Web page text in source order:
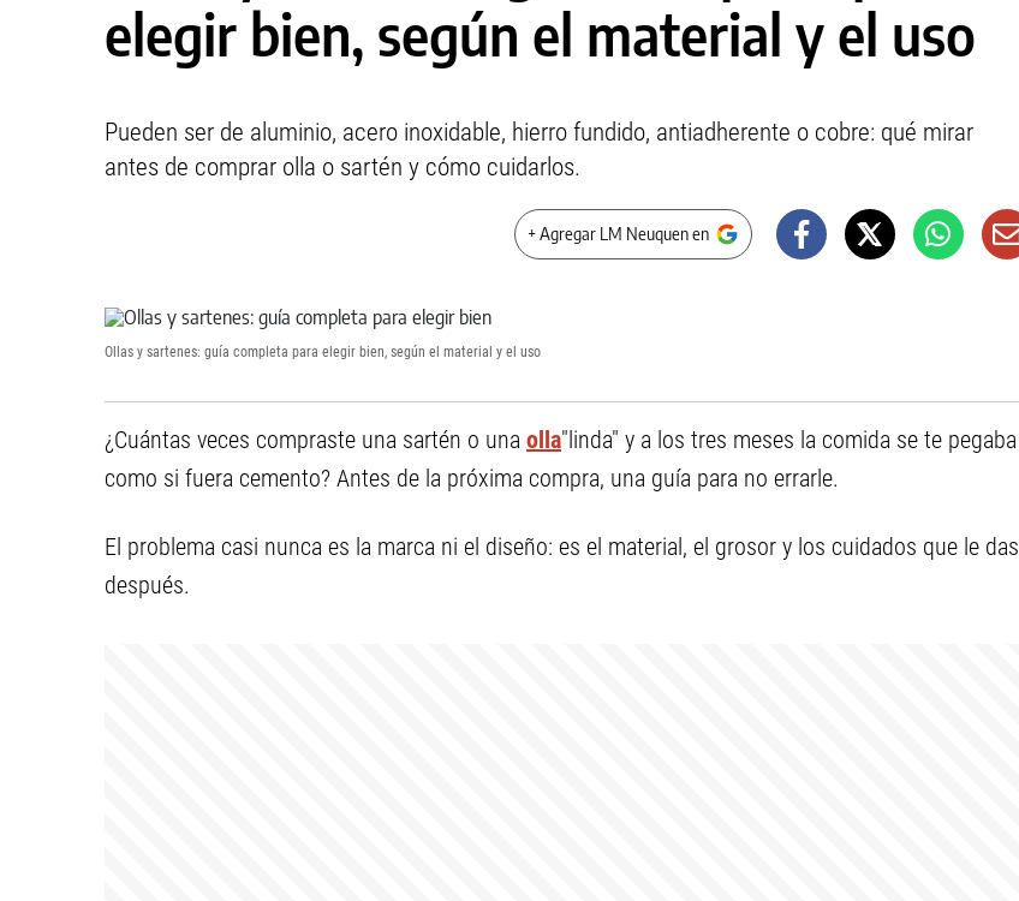
elegir bien, según el material y el uso
Pueden ser de aluminio, acero inoxidable, hierro fundido, antiadherente o cobre: qué mirar
antes de comprar olla o sartén y cómo cuidarlos.
+ Agregar LM Neuquen en
Ollas y sartenes: guía completa para elegir bien, según el material y el uso
¿Cuántas veces compraste una sartén o una olla"linda" y a los tres meses la comida se te pegaba
como si fuera cemento? Antes de la próxima compra, una guía para no errarle.
El problema casi nunca es la marca ni el diseño: es el material, el grosor y los cuidados que le das
después.